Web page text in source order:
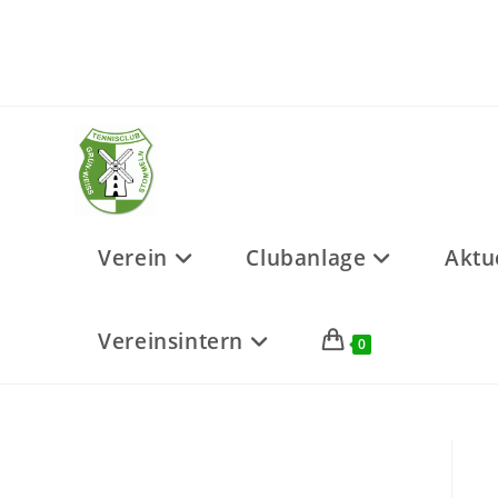
Verein Clubanlage
Vereinsintern 0